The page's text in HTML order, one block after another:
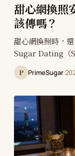
甜心網換照
該傳嗎？
甜心網換照時，
Sugar Dating（
人驗證、短視訊
P PrimeSugar·